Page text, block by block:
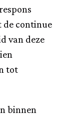
de continue
van deze
tot
binnen